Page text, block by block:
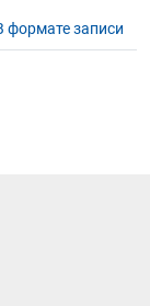
формате записи